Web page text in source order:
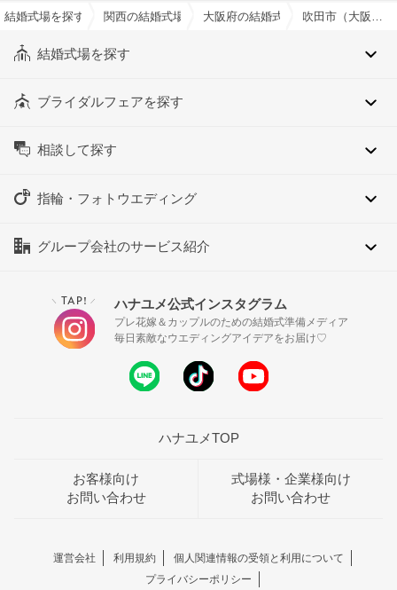
結婚式場を探すならハナユメ
関西の結婚式場 大阪府の結婚式場 吹田市（大阪府）でおすすめの結婚式場・挙式会場一覧
結婚式場を探す
ブライダルフェアを探す
相談して探す
指輪・フォトウエディング
グループ会社のサービス紹介
＼ TAP! ／ ハナユメ公式インスタグラム
プレ花嫁＆カップルのための結婚式準備メディア
毎日素敵なウエディングアイデアをお届け♡
ハナユメTOP
お客様向け
お問い合わせ
式場様・企業様向け
お問い合わせ
運営会社 利用規約
個人関連情報の受領と利用について
プライバシーポリシー